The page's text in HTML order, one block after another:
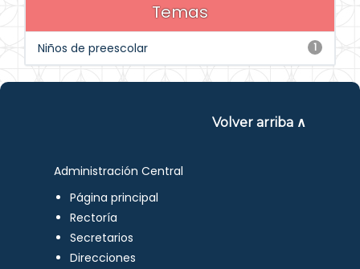
Temas
1
Niños de preescolar
Volver arriba ∧
Administración Central
Página principal
Rectoría
Secretarios
Direcciones